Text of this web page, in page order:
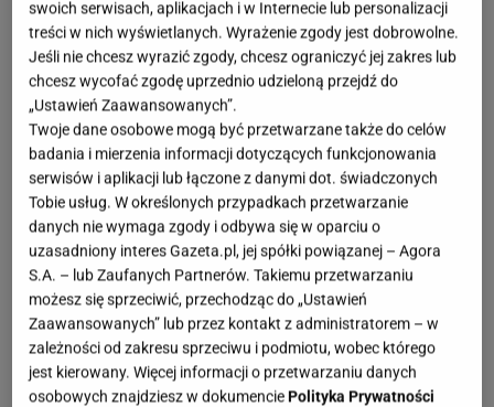
swoich serwisach, aplikacjach i w Internecie lub personalizacji
treści w nich wyświetlanych. Wyrażenie zgody jest dobrowolne.
Jeśli nie chcesz wyrazić zgody, chcesz ograniczyć jej zakres lub
chcesz wycofać zgodę uprzednio udzieloną przejdź do
„Ustawień Zaawansowanych”.
Twoje dane osobowe mogą być przetwarzane także do celów
badania i mierzenia informacji dotyczących funkcjonowania
serwisów i aplikacji lub łączone z danymi dot. świadczonych
Tobie usług. W określonych przypadkach przetwarzanie
danych nie wymaga zgody i odbywa się w oparciu o
uzasadniony interes Gazeta.pl, jej spółki powiązanej – Agora
S.A. – lub Zaufanych Partnerów. Takiemu przetwarzaniu
możesz się sprzeciwić, przechodząc do „Ustawień
Zaawansowanych” lub przez kontakt z administratorem – w
zależności od zakresu sprzeciwu i podmiotu, wobec którego
jest kierowany. Więcej informacji o przetwarzaniu danych
osobowych znajdziesz w dokumenciePolityka Prywatności